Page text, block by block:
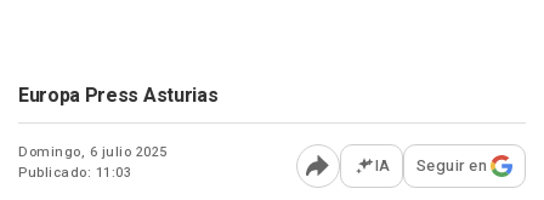
Europa Press Asturias
Domingo, 6 julio 2025
Publicado: 11:03
Abrir opciones para
IA Seguir en